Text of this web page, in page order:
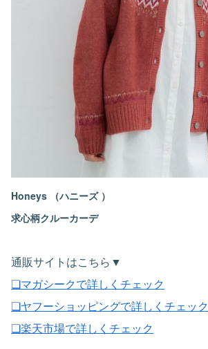
Honeys （ハニーズ ）
求心柄クルーカーデ
通販サイトはこちら▼
❏マガシークで詳しくチェック
❏ヤフーショッピングで詳しくチェック
❏楽天市場で詳しくチェック